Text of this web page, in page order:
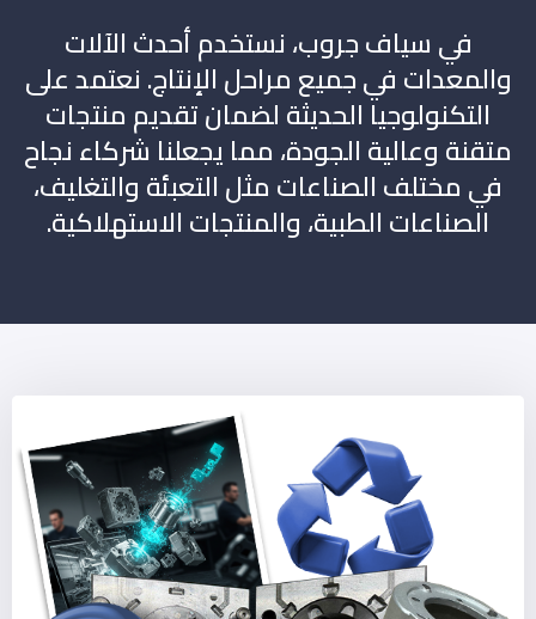
في سياف جروب، نستخدم أحدث الآلات
والمعدات في جميع مراحل الإنتاج. نعتمد على
التكنولوجيا الحديثة لضمان تقديم منتجات
متقنة وعالية الجودة، مما يجعلنا شركاء نجاح
في مختلف الصناعات مثل التعبئة والتغليف،
الصناعات الطبية، والمنتجات الاستهلاكية.